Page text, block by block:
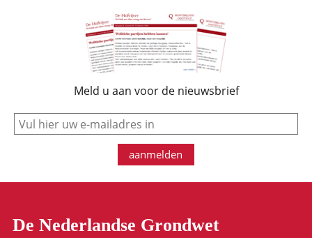
Meld u aan voor de nieuwsbrief
e-mail
aanmelden
De Nederlandse Grondwet